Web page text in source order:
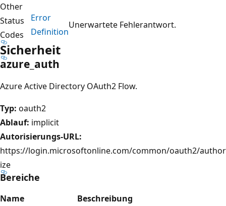
Other
Status
Codes
Error
Definition
Unerwartete Fehlerantwort.
Sicherheit
azure_auth
Azure Active Directory OAuth2 Flow.
Typ: oauth2
Ablauf: implicit
Autorisierungs-URL:
https://login.microsoftonline.com/common/oauth2/author
ize
Bereiche
Name
Beschreibung